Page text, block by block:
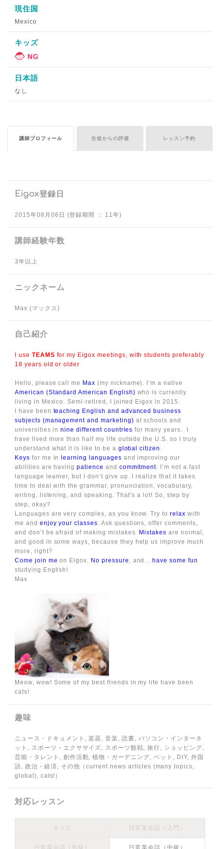
現住国
Mexico
キッズ
日本語
なし
講師プロフィール 生徒からの評価 レッスン予約
Eigox登録日
2015年08月06日 (登録期間 ： 11年)
講師経験年数
3年以上
ニックネーム
Max (マックス)
自己紹介
I use TEAMS for my Eigox meetings, with students preferably
18 years old or older
Hello, please call me Max (my nickname). I’m a native
American (Standard American English) who is currently
living in Mexico. Semi-retired, I joined Eigox in 2015.
I have been teaching English and advanced business
subjects (management and marketing) at schools and
universities innine different countries for many years. I
have lived more than half my life outside the U.S. so I truly
understand what it is like to be a global citizen .
Keys for me in learning languages and improving our
abilities are havingpatience and commitment. I’m not a fast
language learner, but I don’t give up. I realize that it takes
time to deal with the grammar, pronunciation, vocabulary,
writing, listening, and speaking. That’s a lot! So, step by
step, okay?
Languages are very complex, as you know. Try torelax with
me and enjoy your classes. Ask questions, offer comments,
and don’t be afraid of making mistakes. Mistakes are normal,
and good in some ways, because they help us improve much
more, right?
Come join me on Eigox. No pressure , and... have some fun
studying English!
Max
Meow, wow! Some of my best friends in my life have been
cats!
趣味
ニュース・ドキュメント, 楽器, 音楽, 読書, パソコン・インターネ
ット, スポーツ・エクササイズ, スポーツ観戦, 旅行, ショッピング,
芸能・タレント, 創作活動, 植物・ガーデニング, ペット, DIY, 外国
語, 政治・経済, その他（current news articles (many topics,
global), cats!）
対応レッスン
キッズ 日常英会話（入門）
日常英会話（初級） 日常英会話（中級）